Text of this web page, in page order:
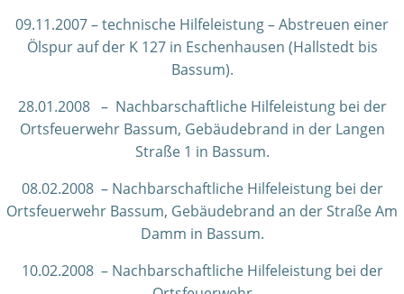
09.11.2007 – technische Hilfeleistung – Abstreuen einer
Ölspur auf der K 127 in Eschenhausen (Hallstedt bis
Bassum).
28.01.2008 – Nachbarschaftliche Hilfeleistung bei der
Ortsfeuerwehr Bassum, Gebäudebrand in der Langen
Straße 1 in Bassum.
08.02.2008 – Nachbarschaftliche Hilfeleistung bei der
Ortsfeuerwehr Bassum, Gebäudebrand an der Straße Am
Damm in Bassum.
10.02.2008 – Nachbarschaftliche Hilfeleistung bei der